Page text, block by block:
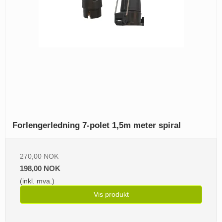
Forlengerledning 7-polet 1,5m meter spiral
270,00 NOK
198,00 NOK
(inkl. mva.)
Vis produkt